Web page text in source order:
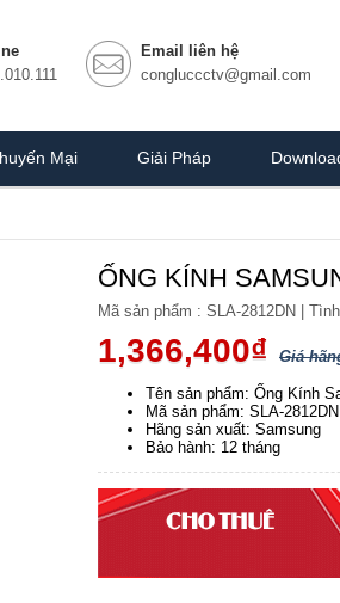
Email liên hệ
congluccctv@gmail.com
Mại Giải Pháp
ỐNG KÍNH
Mã sản phẩm : SLA-2812DN |
1,366,400₫ Giá
Tên sản phẩm: Ống Kính
Mã sản phẩm: SLA-2812DN
Hãng sản xuất: Samsung
Bảo hành: 12 tháng